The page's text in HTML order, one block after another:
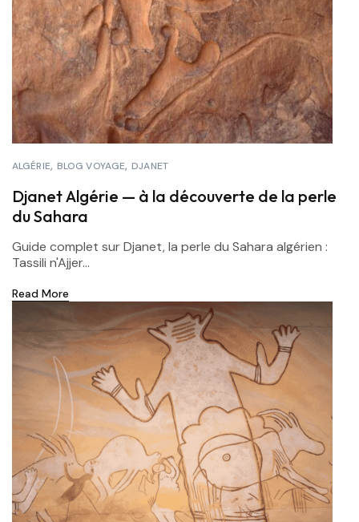
ALGÉRIE BLOG VOYAGE DJANET
Djanet Algérie — à la découverte de la perle
du Sahara
Guide complet sur Djanet, la perle du Sahara algérien :
Tassili n'Ajjer...
Read More